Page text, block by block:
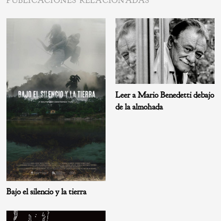
Bajo el silencio y la tierra
Leer a Mario Benedetti debajo
de la almohada